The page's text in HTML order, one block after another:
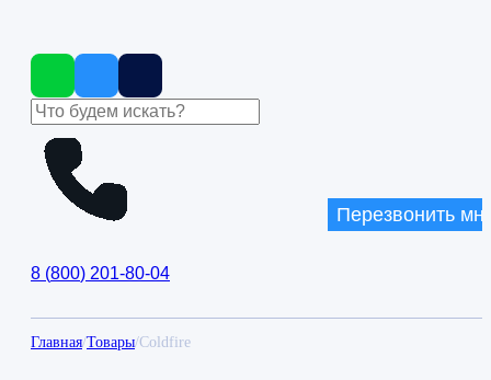
8 (800) 201-80-04
Перезвонить
Главная/Товары/Coldfire